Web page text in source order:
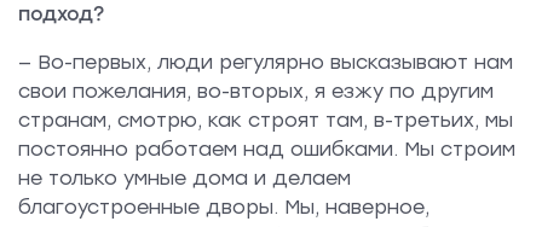
подход?
— Во-первых, люди регулярно высказывают нам
свои пожелания, во-вторых, я езжу по другим
странам, смотрю, как строят там, в-третьих, мы
постоянно работаем над ошибками. Мы строим
не только умные дома и делаем
благоустроенные дворы. Мы, наверное,